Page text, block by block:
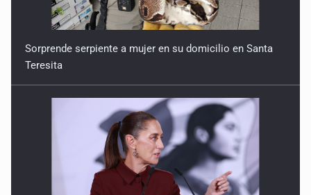
Quinto Patio
23 de Julio de 2026
Quinto Patio
21 de Julio de 2026
Sorprende serpiente a mujer en su domicilio en Santa
Teresita